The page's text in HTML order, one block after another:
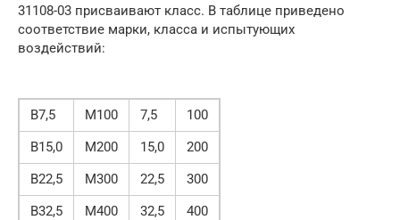
31108-03 присваивают класс. В таблице приведено
соответствие марки, класса и испытующих
воздействий:
В7,5 М100 7,5
100
В15,0
М200 15,0
200
В22,5
М300 22,5
300
В32,5
М400 32,5
400